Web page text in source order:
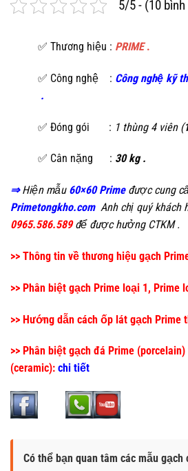
5/5 - (10
✅ Thương hiệu : PRIME.
✅ Công nghệ : Công nghệ kỹ
.
✅ Đóng gói : 1 thùng 4 viên (
✅ Cân nặng : 30 kg .
⇒ Hiện mẫu 60×60 Prime được cung
Primetongkho.com Anh chị quý khách
0965.586.589để được hưởng CTKM .
>> Thông tin về thương hiệu gạch
>> Phân biệt gạch Prime loại 1, Prime
>> Hướng dẫn cách ốp lát gạch Prime
>> Phân biệt gạch đá Prime
(ceramic): chi tiết
Có thể bạn quan tâm các mẫu gạch